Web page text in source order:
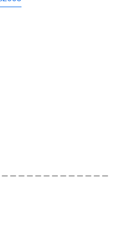
＿＿＿＿＿＿＿＿＿＿＿＿